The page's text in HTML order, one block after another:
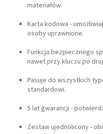
materiałów.
Karta kodowa -
osoby uprawnione.
Funkcja bezpiecznego
nawet przy kluczu po
Pasuje do wszystkich
standardowi.
5 lat gwarancji -
Zestaw ujednolicony -